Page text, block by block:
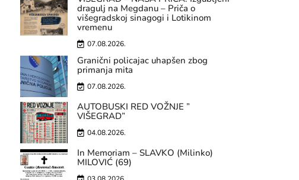
dragulj na Megdanu – Priča o
višegradskoj sinagogi i Lotikinom
vremenu
07.08.2026.
Granični policajac uhapšen zbog
primanja mita
07.08.2026.
AUTOBUSKI RED VOŽNJE ”
VIŠEGRAD”
04.08.2026.
In Memoriam – SLAVKO (Milinko)
MILOVIĆ (69)